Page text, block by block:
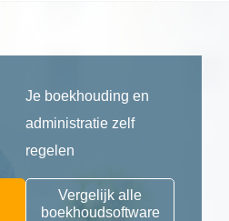
Je boekhouding en
administratie zelf
regelen
Vergelijk alle
boekhoudsoftware